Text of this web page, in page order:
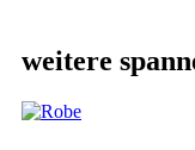
weitere